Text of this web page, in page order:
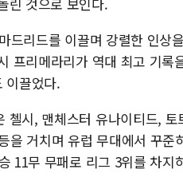
드리드를 이끌며 강렬한 인상
프리메라리가 역대 최고 기록
이끌었다.
첼시, 맨체스터 유나이티드,
을 거치며 유럽 무대에서 꾸준
11무 무패로 리그 3위를 차지